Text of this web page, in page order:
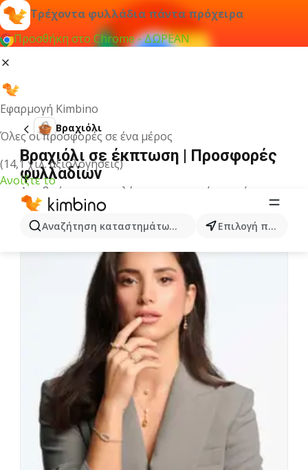
Τρέχοντα φυλλάδια πάντα πρόχειρα
Προσθήκη στο Chrome - ΔΩΡΕΑΝ
Εφαρμογή Kimbino
Όλες οι προσφορές σε ένα μέρος
(14,1 χιλ. αξιολογήσεις)
Ανοίξτε το
Αναζήτηση καταστημάτων, κατηγοριών, προϊόντων...
Επιλογή πόλης
Βραχιόλι
Βραχιόλι σε έκπτωση | Προσφορές
φυλλαδίων
Δεν βρήκαμε αποτελέσματα για αυτόν τον όρο.
Άλλα φυλλάδια από την κατηγορία